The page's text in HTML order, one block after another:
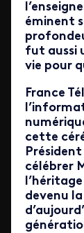
éminent
fut aussi
vie pour
France
cette
célébrer
devenu